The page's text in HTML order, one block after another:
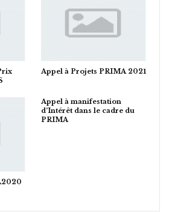
Appel à Projets PRIMA 2021
Appel à manifestation
d’Intérêt dans le cadre du
PRIMA